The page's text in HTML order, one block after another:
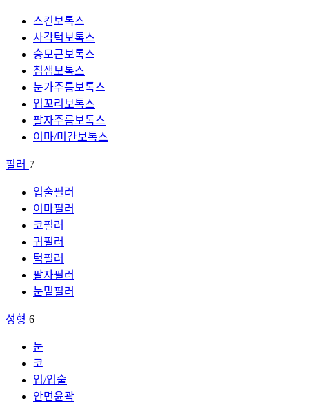
스킨보톡스
사각턱보톡스
승모근보톡스
침샘보톡스
눈가주름보톡스
입꼬리보톡스
팔자주름보톡스
이마/미간보톡스
필러 7
입술필러
이마필러
코필러
귀필러
턱필러
팔자필러
눈밑필러
성형 6
눈
코
입/입술
안면윤곽